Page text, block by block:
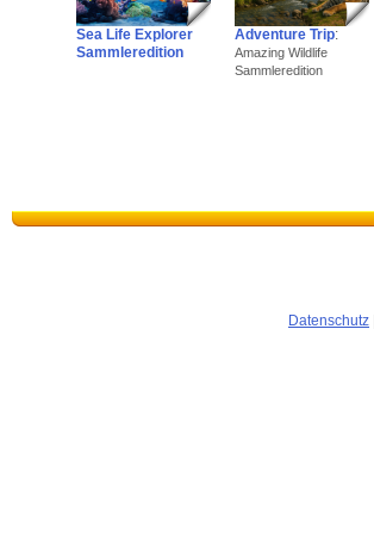
Sea Life Explorer
Sammleredition
Adventure Trip:
Amazing Wildlife
Sammleredition
Datenschutz